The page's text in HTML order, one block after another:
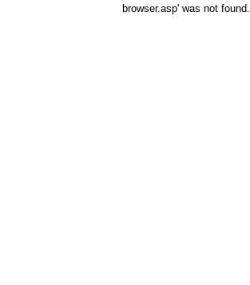
browser.asp' was not found.